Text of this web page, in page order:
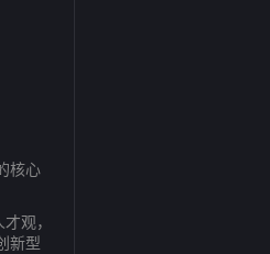
核心
观，
新型